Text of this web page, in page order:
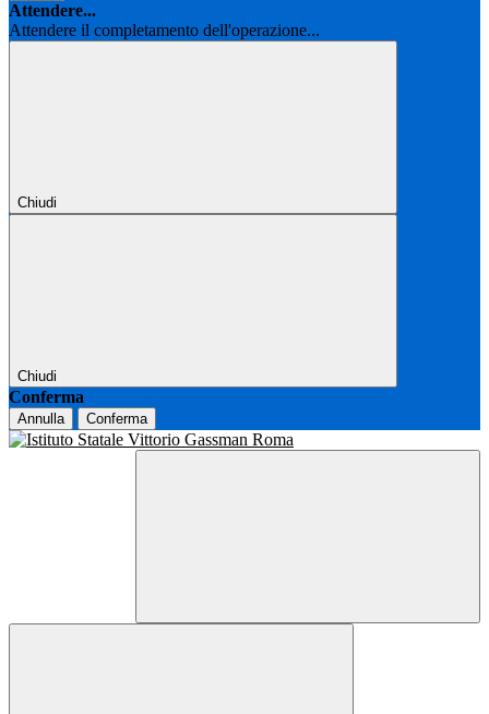
Attendere...
Attendere il completamento dell'operazione...
Chiudi
Chiudi
Conferma
Annulla Conferma